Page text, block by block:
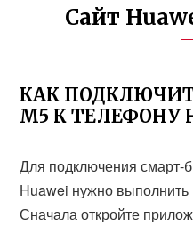
Сайт
КАК
М5 К ТЕЛЕФОНУ
Для подключения смарт-
Huawei нужно выполнить
Сначала откройте